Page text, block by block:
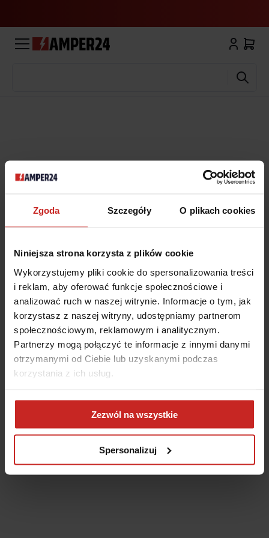
Zgoda Szczegóły O plikach cookies
Niniejsza strona korzysta z plików cookie
Wykorzystujemy pliki cookie do spersonalizowania treści
i reklam, aby oferować funkcje społecznościowe i
analizować ruch w naszej witrynie. Informacje o tym, jak
korzystasz z naszej witryny, udostępniamy partnerom
społecznościowym, reklamowym i analitycznym.
Partnerzy mogą połączyć te informacje z innymi danymi
otrzymanymi od Ciebie lub uzyskanymi podczas
korzystania z ich usług.
Zezwól na wszystkie
Spersonalizuj
browser console for more information)